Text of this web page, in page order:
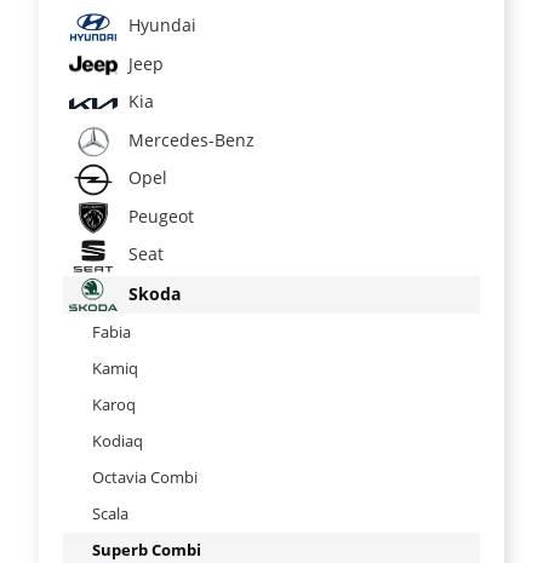
Hyundai
Jeep
Kia
Mercedes-Benz
Opel
Peugeot
Seat
Skoda
Fabia
Kamiq
Karoq
Kodiaq
Octavia Combi
Scala
Superb Combi